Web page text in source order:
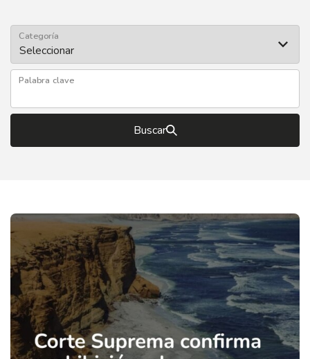
Categoría
Palabra clave
Buscar